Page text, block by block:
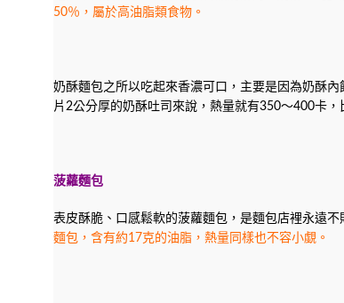
50％，屬於高油脂類食物。
奶酥麵包之所以吃起來香濃可口，主要是因為奶酥
片2公分厚的奶酥吐司來說，熱量就有350～400卡
菠蘿麵包
表皮酥脆、口感鬆軟的菠蘿麵包，是麵包店裡永遠
麵包，含有約17克的油脂，熱量同樣也不容小覷。